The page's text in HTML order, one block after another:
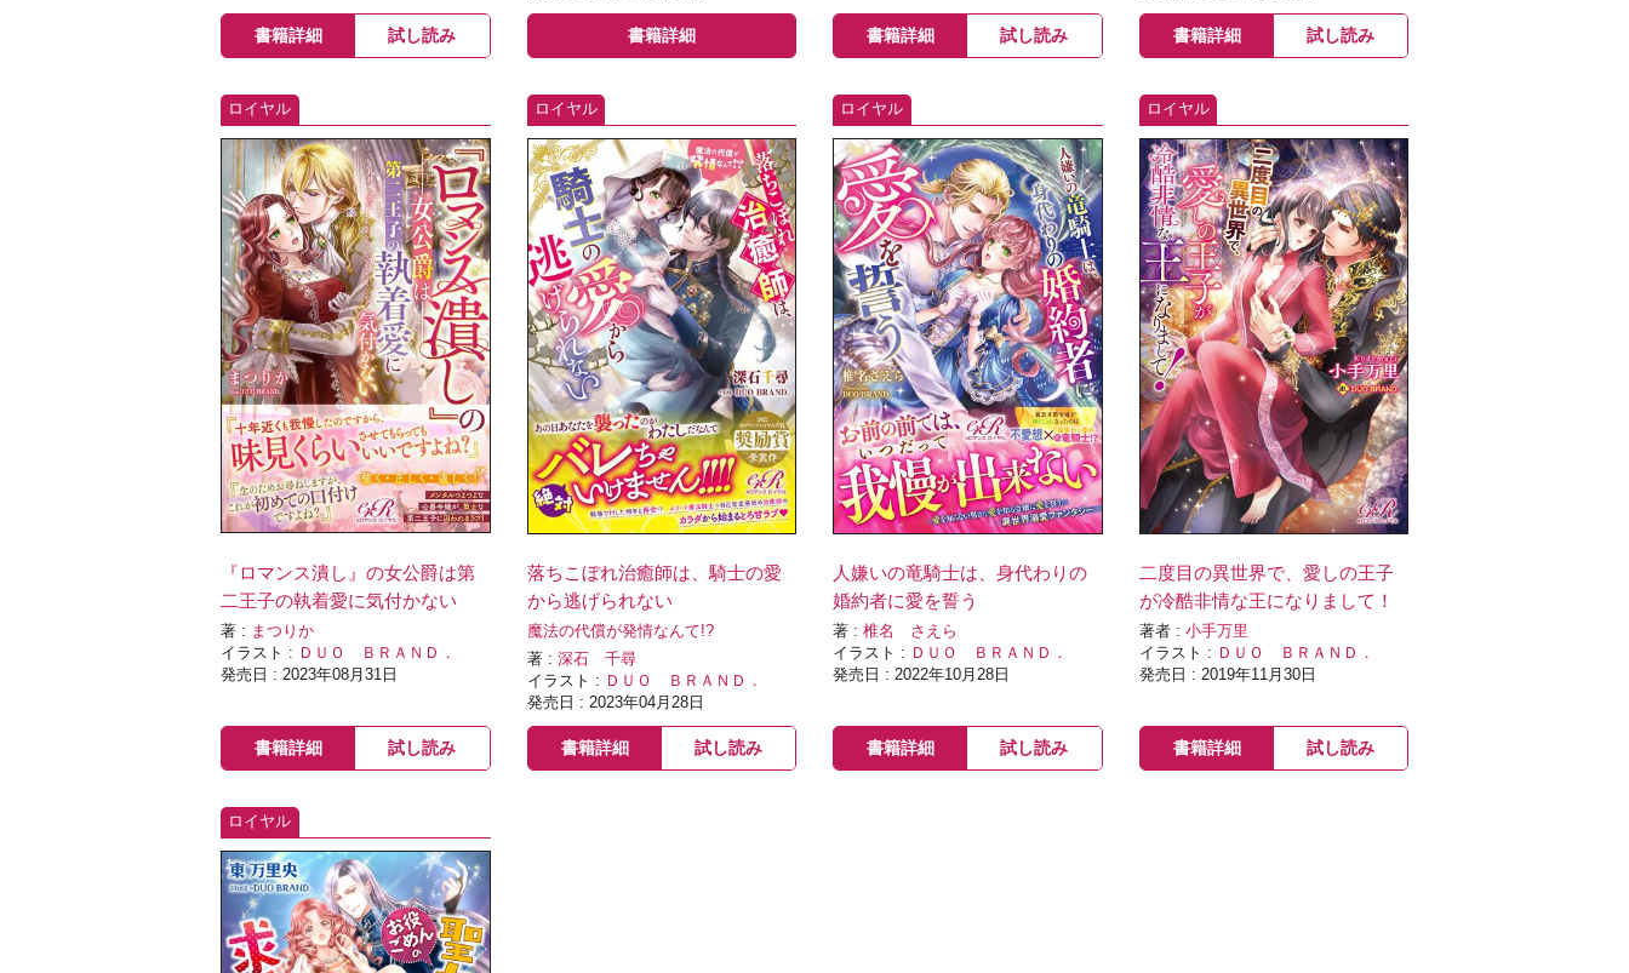
書籍詳細 試し読み 書籍詳細 書籍詳細 試し読み 書籍詳細 試し読み
ロイヤル
『ロマンス潰し』の女公爵は第
二王子の執着愛に気付かない
著 : まつりか
イラスト : ＤＵＯ ＢＲＡＮＤ．
発売日 : 2023年08月31日
書籍詳細 試し読み
ロイヤル
落ちこぼれ治癒師は、騎士の愛
から逃げられない
魔法の代償が発情なんて!?
著 : 深石 千尋
イラスト : ＤＵＯ ＢＲＡＮＤ．
発売日 : 2023年04月28日
書籍詳細 試し読み
ロイヤル
人嫌いの竜騎士は、身代わりの
婚約者に愛を誓う
著 : 椎名 さえら
イラスト : ＤＵＯ ＢＲＡＮＤ．
発売日 : 2022年10月28日
書籍詳細 試し読み
ロイヤル
二度目の異世界で、愛しの王子
が冷酷非情な王になりまして！
著者 : 小手万里
イラスト : ＤＵＯ ＢＲＡＮＤ．
発売日 : 2019年11月30日
書籍詳細 試し読み
ロイヤル